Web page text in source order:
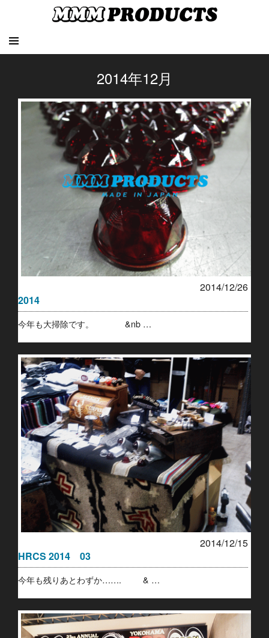
2014年12月
2014/12/26
2014
今年も大掃除です。 &nb …
2014/12/15
HRCS 2014 03
今年も残りあとわずか……. & …